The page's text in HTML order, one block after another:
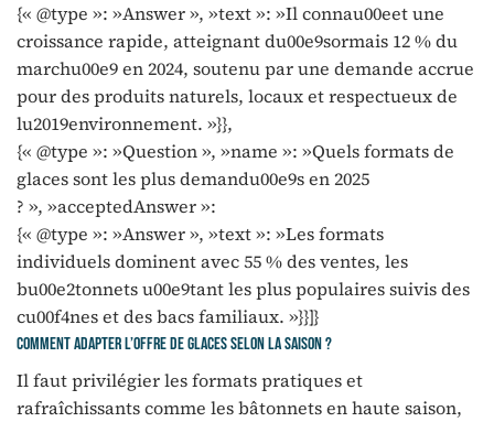
{« @type »: »Answer », »text »: »Il connau00eet une
croissance rapide, atteignant du00e9sormais 12 % du
marchu00e9 en 2024, soutenu par une demande accrue
pour des produits naturels, locaux et respectueux de
lu2019environnement. »}},
{« @type »: »Question », »name »: »Quels formats de
glaces sont les plus demandu00e9s en 2025
? », »acceptedAnswer »:
{« @type »: »Answer », »text »: »Les formats
individuels dominent avec 55 % des ventes, les
bu00e2tonnets u00e9tant les plus populaires suivis des
cu00f4nes et des bacs familiaux. »}}]}
Comment adapter l’offre de glaces selon la saison ?
Il faut privilégier les formats pratiques et
rafraîchissants comme les bâtonnets en haute saison,